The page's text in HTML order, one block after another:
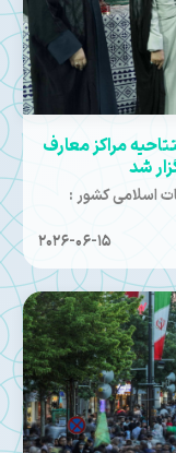
مراکز معارف‌
شد
اسلامی کشور :
2026-06-15